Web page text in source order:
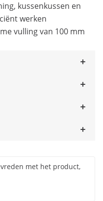
kussenkussen en
werken
vulling van 100 mm
met het product,